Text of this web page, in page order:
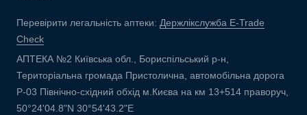
Перевірити легальність аптеки: Держлікслужба E-Trade
Check
АПТЕКА №2 Київська обл., Бориспільський р-н,
Територіальна громада Пристолична, автомобільна дорога
Р-03 Північно-східний обхід м.Києва на км 13+514 праворуч,
50°24'04.8"N 30°54'43.2"E